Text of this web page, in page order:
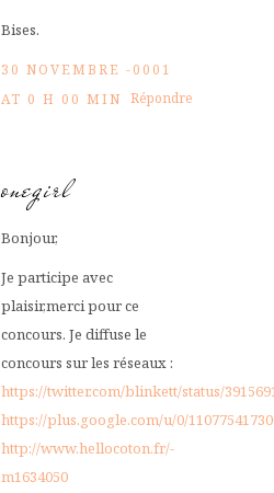
Bises.
30 NOVEMBRE -0001
AT 0 H 00 MIN Répondre
onegirl
Bonjour,
Je participe avec
plaisir,merci pour ce
concours. Je diffuse le
concours sur les réseaux :
https://twitter.com/blinkett/status/
https://plus.google.com/u/0/
http://www.hellocoton.fr/-
m1634050